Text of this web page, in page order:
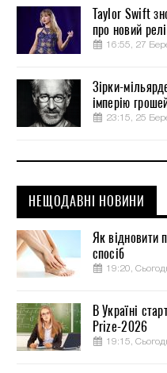
Taylor Swift
про новий
16:55, 27
Зірки-
імперію
23:15, 25
НЕЩОДАВНІ НОВИНИ
Як відновити
спосіб
19:20,
В Україні
Prize-2026
19:15,